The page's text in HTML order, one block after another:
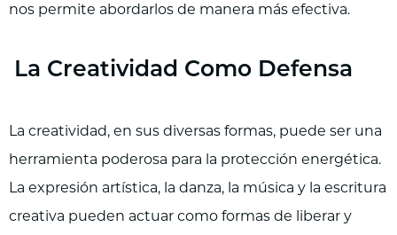
nos permite abordarlos de manera más efectiva.
La Creatividad Como Defensa
La creatividad, en sus diversas formas, puede ser una
herramienta poderosa para la protección energética.
La expresión artística, la danza, la música y la escritura
creativa pueden actuar como formas de liberar y